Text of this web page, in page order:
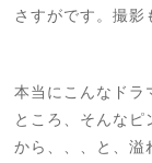
さすがです。撮影
本当にこんなドラ
ところ、そんなピ
から、、、と、溢